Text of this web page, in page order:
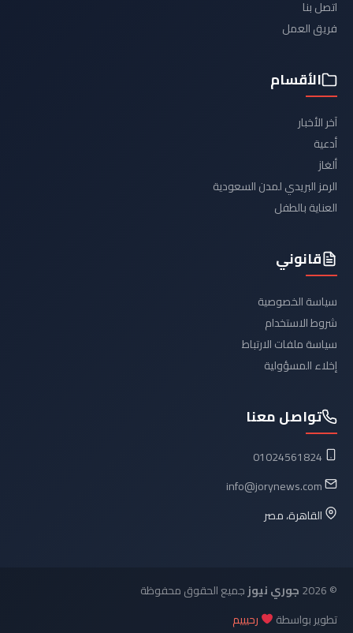
اتصل بنا
فريق العمل
الأقسام
آخر الأخبار
أدعية
ألغاز
الرمز البريدي لمدن السعودية
العناية بالطفل
قانوني
سياسة الخصوصية
شروط الاستخدام
سياسة ملفات الارتباط
إخلاء المسؤولية
تواصل معنا
01024561824
info@jorynews.com
القاهرة، مصر
© 2026 جوري نيوزجميع الحقوق محفوظة
تطوير بواسطة
رحيييم